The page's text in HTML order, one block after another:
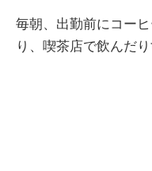
毎朝、出勤前にコー
り、喫茶店で飲んだ